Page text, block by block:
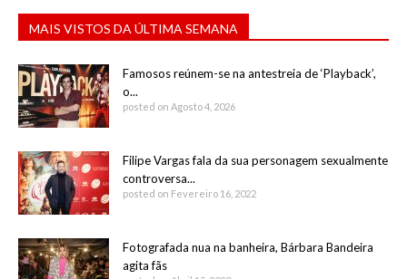
MAIS VISTOS DA ÚLTIMA SEMANA
Famosos reúnem-se na antestreia de ‘Playback’,
o...
posted on Agosto 4, 2026
Filipe Vargas fala da sua personagem sexualmente
controversa...
posted on Fevereiro 16, 2022
Fotografada nua na banheira, Bárbara Bandeira
agita fãs